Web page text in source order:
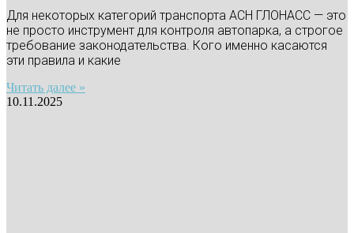
Для некоторых категорий транспорта АСН ГЛОНАСС — это
не просто инструмент для контроля автопарка, а строгое
требование законодательства. Кого именно касаются
эти правила и какие
Читать далее »
10.11.2025